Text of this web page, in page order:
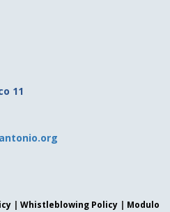
11
| Whistleblowing Policy | Modulo